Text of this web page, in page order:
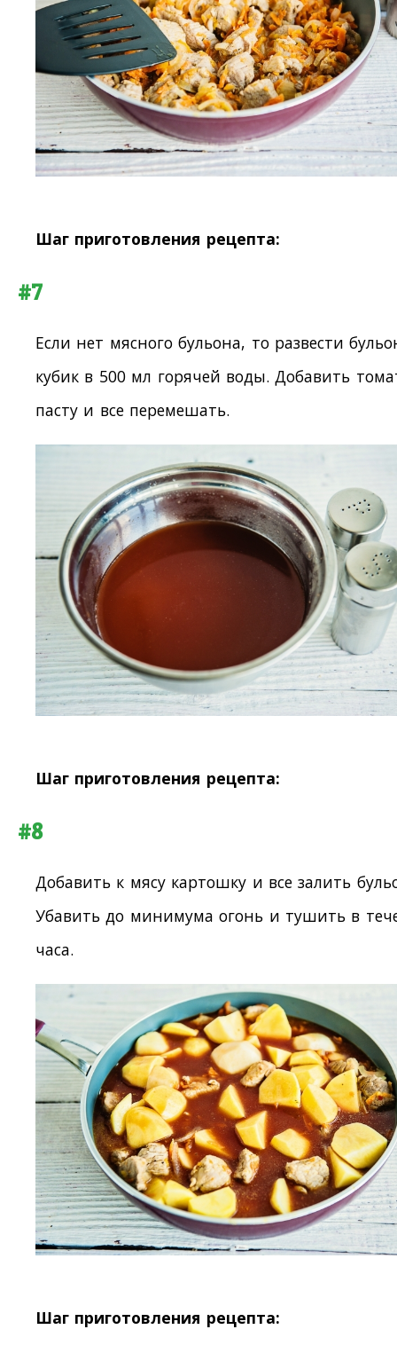
Шаг приготовления рецепта:
#7
Если нет мясного бульона, то развести
кубик в 500 мл горячей воды. Добавить
пасту и все перемешать.
Шаг приготовления рецепта:
#8
Добавить к мясу картошку и все залить
Убавить до минимума огонь и тушить в
часа.
Шаг приготовления рецепта: